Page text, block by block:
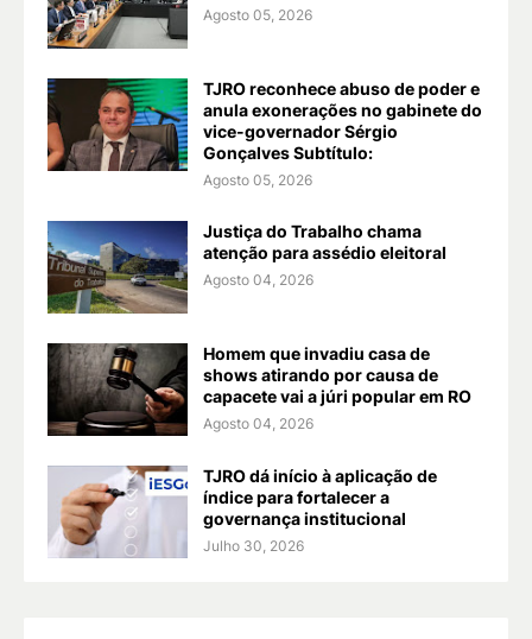
Agosto 05, 2026
TJRO reconhece abuso de poder e
anula exonerações no gabinete do
vice-governador Sérgio
Gonçalves Subtítulo:
Agosto 05, 2026
Justiça do Trabalho chama
atenção para assédio eleitoral
Agosto 04, 2026
Homem que invadiu casa de
shows atirando por causa de
capacete vai a júri popular em RO
Agosto 04, 2026
TJRO dá início à aplicação de
índice para fortalecer a
governança institucional
Julho 30, 2026